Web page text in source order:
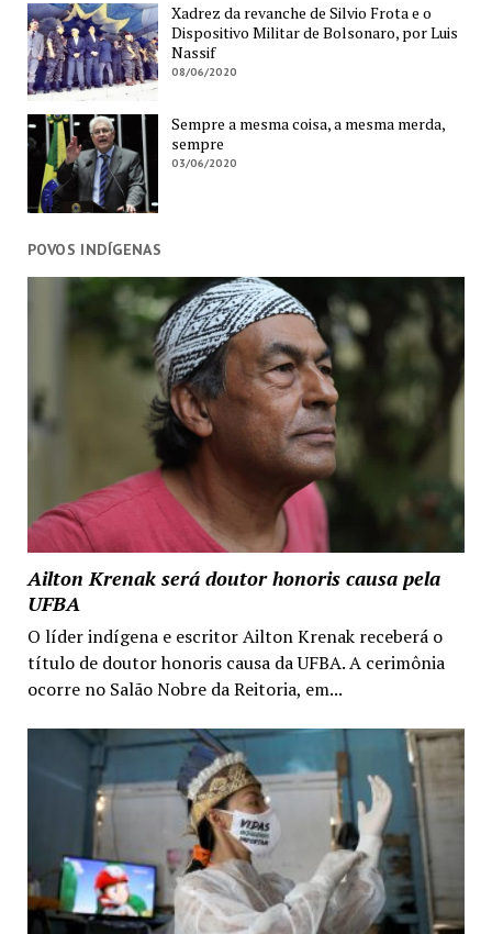
Xadrez da revanche de Silvio Frota e o
Dispositivo Militar de Bolsonaro, por Luis
Nassif
08/06/2020
Sempre a mesma coisa, a mesma merda,
sempre
03/06/2020
POVOS INDÍGENAS
Ailton Krenak será doutor honoris causa pela
UFBA
O líder indígena e escritor Ailton Krenak receberá o
título de doutor honoris causa da UFBA. A cerimônia
ocorre no Salão Nobre da Reitoria, em...